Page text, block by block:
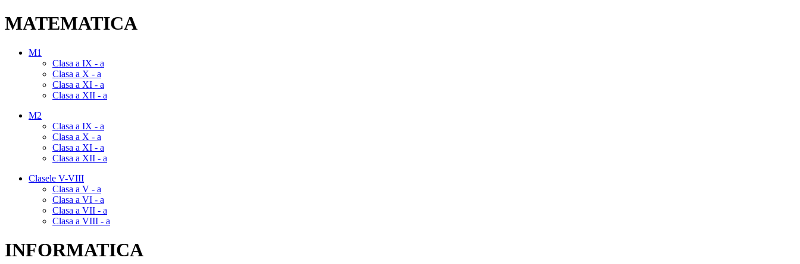
MATEMATICA
M1
Clasa a IX - a
Clasa a X - a
Clasa a XI - a
Clasa a XII - a
M2
Clasa a IX - a
Clasa a X - a
Clasa a XI - a
Clasa a XII - a
Clasele V-VIII
Clasa a V - a
Clasa a VI - a
Clasa a VII - a
Clasa a VIII - a
INFORMATICA